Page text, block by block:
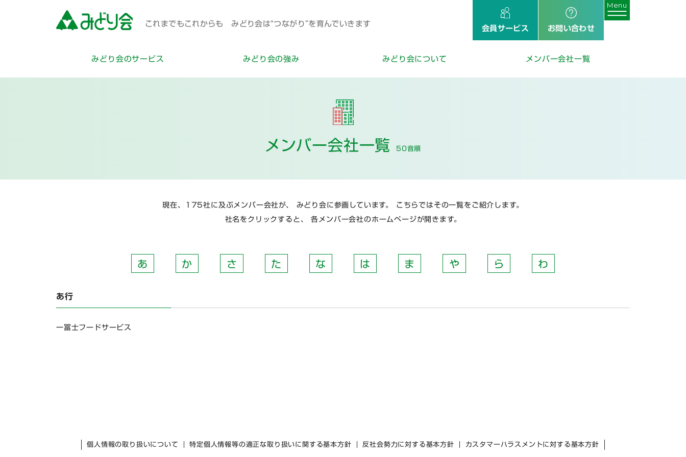
これまでもこれからも みどり会は“つながり”を育んでいきます
会員サービス お問い合わせ
みどり会のサービス みどり会の強み みどり会について メンバー会社一覧
メンバー会社一覧 50音順
現在、175社に及ぶメンバー会社が、 みどり会に参画しています。
こちらではその一覧をご紹介します。
社名をクリックすると、
各メンバー会社のホームページが開きます。
あ か さ た な は ま や ら わ
あ行
一冨士フードサービス
個人情報の取り扱いについて 特定個人情報等の適正な取り扱いに関する基本方針 反社会勢力に対する基本方針 カスタマーハラスメントに対する基本方針